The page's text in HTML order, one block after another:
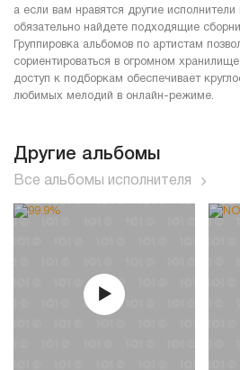
а если вам нравятся другие
обязательно найдете подходящие
Группировка альбомов по артистам
сориентироваться в огромном
доступ к подборкам обеспечивает
любимых мелодий в онлайн-режиме.
Другие альбомы
Все альбомы исполнителя